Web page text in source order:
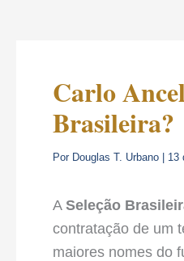
Carlo
Brasileira?
Por Douglas T. Urbano 13
A Seleção
contratação de um
maiores nomes do